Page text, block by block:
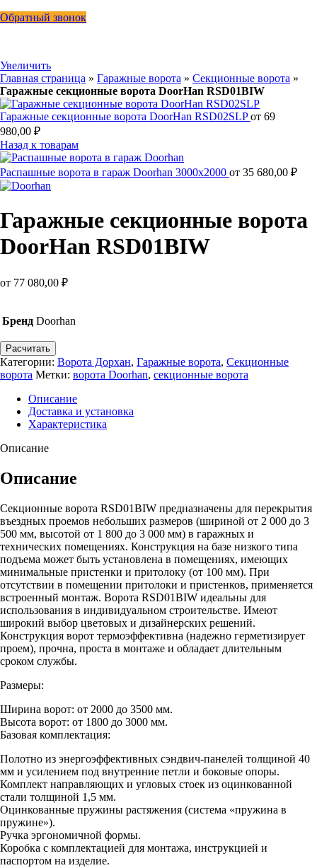
Обратный звонок
Увеличить
Главная страница » Гаражные ворота » Секционные ворота »
Гаражные секционные ворота DoorHan RSD01BIW
Гаражные секционные ворота DoorHan RSD02SLPот 69
980,00 ₽
Назад к товарам
Распашные ворота в гараж Doorhan 3000x2000 от 35 680,00 ₽
Гаражные секционные ворота
DoorHan RSD01BIW
от 77 080,00 ₽
Бренд Doorhan
Расчитать
Категории: Ворота Дорхан, Гаражные ворота, Секционные
ворота Метки: ворота Doorhan, секционные ворота
Описание
Доставка и установка
Характеристика
Описание
Описание
Секционные ворота RSD01BIW предназначены для перекрытия
въездных проемов небольших размеров (шириной от 2 000 до 3
500 мм, высотой от 1 800 до 3 000 мм) в гаражных и
технических помещениях. Конструкция на базе низкого типа
подъема может быть установлена в помещениях, имеющих
минимальные пристенки и притолоку (от 100 мм). При
отсутствии в помещении притолоки и пристенков, применяется
встроенный монтаж. Ворота RSD01BIW идеальны для
использования в индивидуальном строительстве. Имеют
широкий выбор цветовых и дизайнерских решений.
Конструкция ворот термоэффективна (надежно герметизирует
проем), прочна, проста в монтаже и обладает длительным
сроком службы.
Размеры:
Ширина ворот: от 2000 до 3500 мм.
Высота ворот: от 1800 до 3000 мм.
Базовая комплектация:
Полотно из энергоэффективных сэндвич-панелей толщиной 40
мм и усилением под внутренние петли и боковые опоры.
Комплект направляющих и угловых стоек из оцинкованной
стали толщиной 1,5 мм.
Оцинкованные пружины растяжения (система «пружина в
пружине»).
Ручка эргономичной формы.
Коробка с комплектацией для монтажа, инструкцией и
паспортом на изделие.